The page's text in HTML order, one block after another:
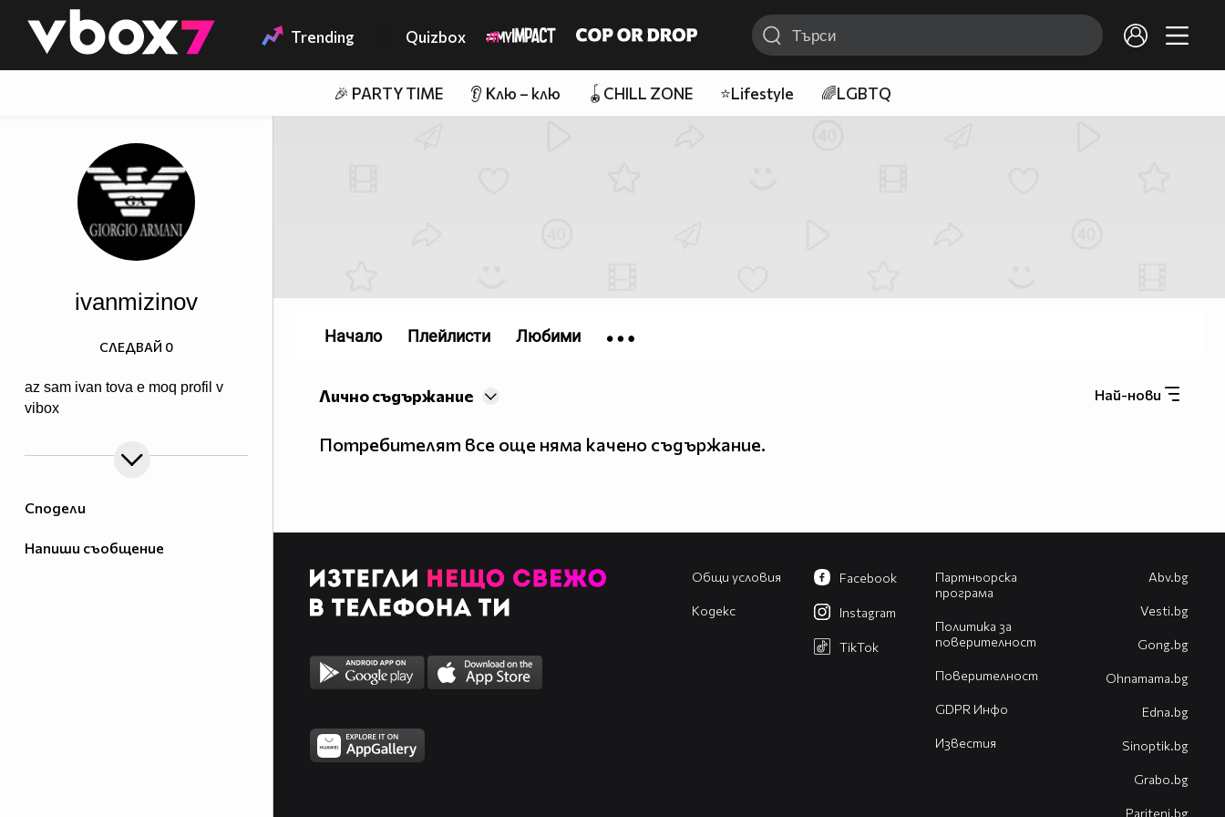
👾 Trending Quizbox
🎉 PARTY TIME 👂 Клю – клю 🪀CHILL ZONE ⭐Lifestyle 🌈LGBTQ
Сподели
Напиши съобщение
ivanmizinov
az sam ivan tova e moq profil v
vibox
СЛЕДВАЙ 0
Най-нови
Лично съдържание
Потребителят все още няма качено съдържание.
Начало Плейлисти Любими
Общи условия
Кодекс
Партньорска
програма
Политика за
поверителност
Поверителност
GDPR Инфо
Известия
Facebook
Instagram
TikTok
Abv.bg
Vesti.bg
Gong.bg
Оhnamama.bg
Edna.bg
Sinoptik.bg
Grabo.bg
Pariteni.bg